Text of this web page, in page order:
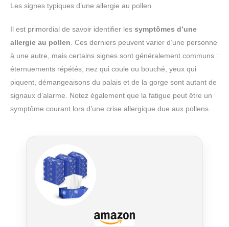
Les signes typiques d’une allergie au pollen
Il est primordial de savoir identifier les symptômes d’une
allergie au pollen . Ces derniers peuvent varier d’une personne
à une autre, mais certains signes sont généralement communs :
éternuements répétés, nez qui coule ou bouché, yeux qui
piquent, démangeaisons du palais et de la gorge sont autant de
signaux d’alarme. Notez également que la fatigue peut être un
symptôme courant lors d’une crise allergique due aux pollens.